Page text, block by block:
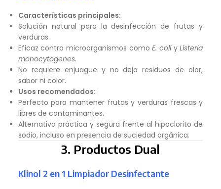
Características principales:
Solución natural para la desinfección de frutas y
verduras.
Eficaz contra microorganismos comoE. coliyListeria
monocytogenes.
No requiere enjuague y no deja residuos de olor,
sabor ni color.
Usos recomendados:
Perfecto para mantener frutas y verduras frescas y
libres de contaminantes.
Alternativa práctica y segura frente al hipoclorito de
sodio, incluso en presencia de suciedad orgánica.
3. Productos Dual
Klinol 2 en 1 Limpiador Desinfectante